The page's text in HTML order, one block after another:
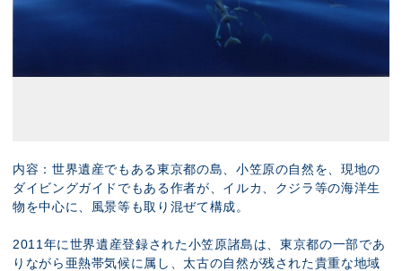
内容：世界遺産でもある東京都の島、小笠原の自然を、現地の
ダイビングガイドでもある作者が、イルカ、クジラ等の海洋生
物を中心に、風景等も取り混ぜて構成。
2011年に世界遺産登録された小笠原諸島は、東京都の一部であ
りながら亜熱帯気候に属し、太古の自然が残された貴重な地域